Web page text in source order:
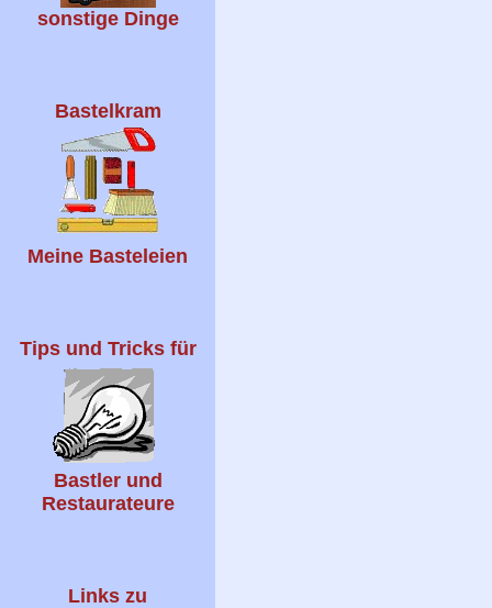
sonstige Dinge
Bastelkram
Meine Basteleien
Tips und Tricks für
Bastler und
Restaurateure
Links zu